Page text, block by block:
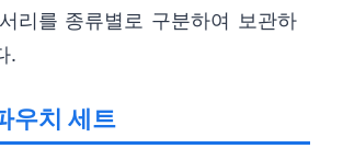
리를 종류별로 구분하여 보관하
.
우치 세트